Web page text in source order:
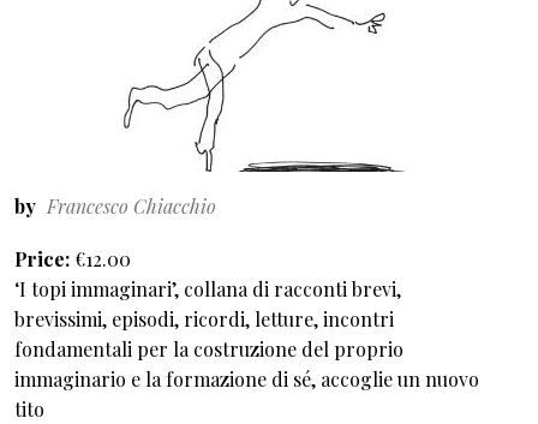
by Francesco Chiacchio
Price €12.00
‘I topi immaginari’, collana di racconti brevi,
brevissimi, episodi, ricordi, letture, incontri
fondamentali per la costruzione del proprio
immaginario e la formazione di sé, accoglie un nuovo
tito